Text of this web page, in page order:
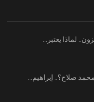
لماذا يعتبر…
صلاح؟.. إبراهيم…